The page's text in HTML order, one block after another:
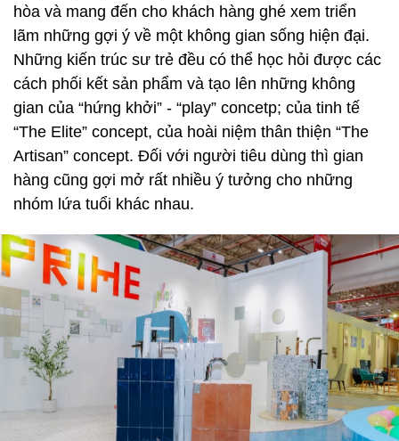
hòa và mang đến cho khách hàng ghé xem triển
lãm những gợi ý về một không gian sống hiện đại.
Những kiến trúc sư trẻ đều có thể học hỏi được các
cách phối kết sản phẩm và tạo lên những không
gian của “hứng khởi” - “play” concetp; của tinh tế
“The Elite” concept, của hoài niệm thân thiện “The
Artisan” concept. Đối với người tiêu dùng thì gian
hàng cũng gợi mở rất nhiều ý tưởng cho những
nhóm lứa tuổi khác nhau.